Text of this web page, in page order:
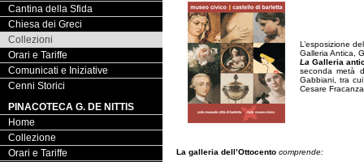
Cantina della Sfida
Chiesa dei Greci
Collezioni
Orari e Tariffe
Comunicati e Iniziative
Cenni Storici
PINACOTECA G. DE NITTIS
Home
Collezione
Orari e Tariffe
L’esposizione
Galleria Antica,
LaGalleria
seconda metà
Gabbiani, tra
Cesare
La galleria dell’Ottocento comprende: